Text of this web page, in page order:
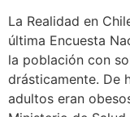
La Realidad en
última Encuesta
la población con
drásticamente. De
adultos eran